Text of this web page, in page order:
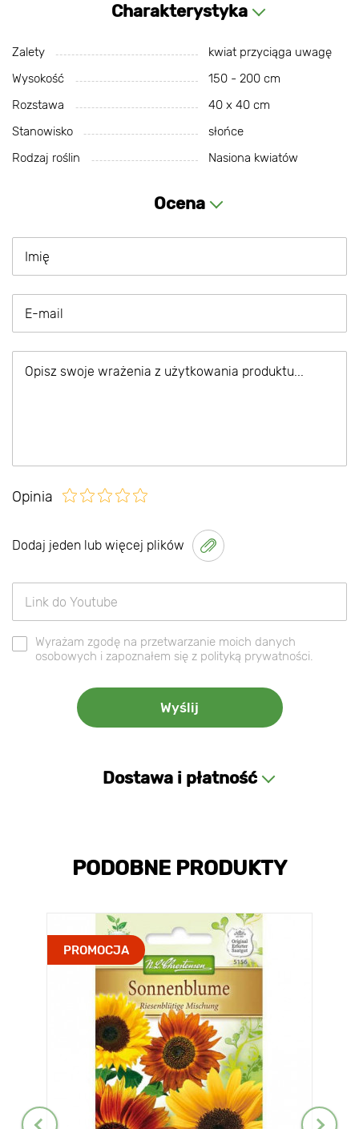
Charakterystyka
Zalety
kwiat przyciąga uwagę
Wysokość
150 - 200 cm
Rozstawa
40 х 40 cm
Stanowisko
słońce
Rodzaj roślin
Nasiona kwiatów
Ocena
Opinia
Dodaj jeden lub więcej plików
Wyrażam zgodę na przetwarzanie moich danych
osobowych i zapoznałem się z polityką prywatności.
Dostawa i płatność
PODOBNE PRODUKTY
PROMOCJA